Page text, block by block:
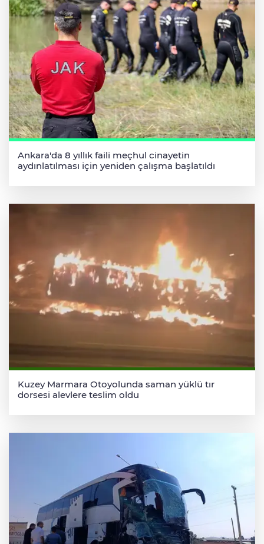
Ankara'da 8 yıllık faili meçhul cinayetin
aydınlatılması için yeniden çalışma başlatıldı
Kuzey Marmara Otoyolunda saman yüklü tır
dorsesi alevlere teslim oldu